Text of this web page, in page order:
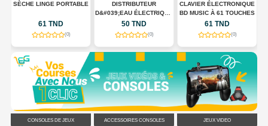
SÈCHE LINGE PORTABLE
61 TND
(0)
DISTRIBUTEUR
D&#039;EAU ÉLECTRIQUE
PORTABLE USB
RECHARGEABLE
50 TND
(0)
CLAVIER ÉLECTRONIQUE
BD MUSIC À 61 TOUCHES
61 TND
(0)
CONSOLES DE JEUX ACCESSOIRES CONSOLES JEUX VIDÉO